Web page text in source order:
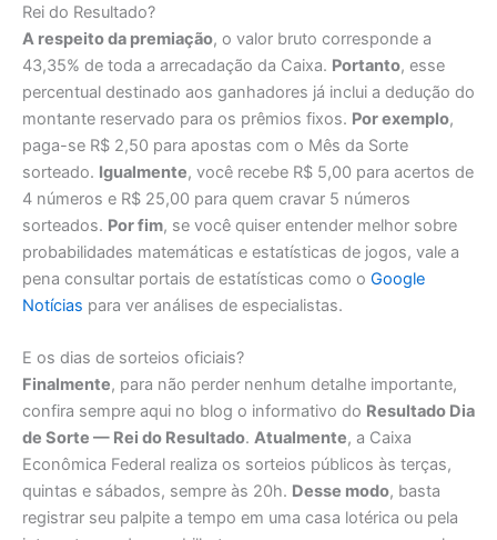
Rei do Resultado?
A respeito da premiação, o valor bruto corresponde a
43,35% de toda a arrecadação da Caixa. Portanto, esse
percentual destinado aos ganhadores já inclui a dedução do
montante reservado para os prêmios fixos. Por exemplo,
paga-se R$ 2,50 para apostas com o Mês da Sorte
sorteado. Igualmente, você recebe R$ 5,00 para acertos de
4 números e R$ 25,00 para quem cravar 5 números
sorteados. Por fim, se você quiser entender melhor sobre
probabilidades matemáticas e estatísticas de jogos, vale a
pena consultar portais de estatísticas como o Google
Notícias para ver análises de especialistas.
E os dias de sorteios oficiais?
Finalmente, para não perder nenhum detalhe importante,
confira sempre aqui no blog o informativo do Resultado Dia
de Sorte — Rei do Resultado. Atualmente, a Caixa
Econômica Federal realiza os sorteios públicos às terças,
quintas e sábados, sempre às 20h. Desse modo, basta
registrar seu palpite a tempo em uma casa lotérica ou pela